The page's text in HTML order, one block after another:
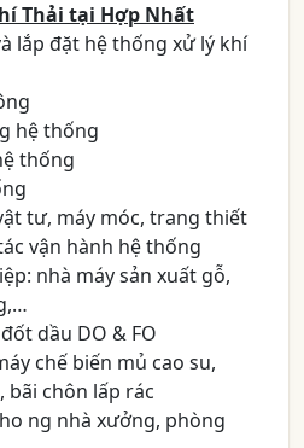
Thải tại Hợp Nhất
lắp đặt hệ thống xử lý khí
hệ thống
thống
tư, máy móc, trang thiết
vận hành hệ thống
nhà máy sản xuất gỗ,
dầu DO & FO
chế biến mủ cao su,
bãi chôn lấp rác
ng nhà xưởng, phòng